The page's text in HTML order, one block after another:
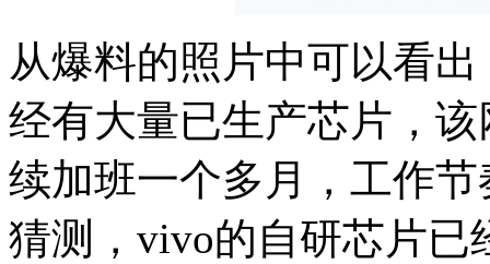
从爆料的照片中可以看
经有大量已生产芯片，
续加班一个多月，工作
猜测，vivo的自研芯片已